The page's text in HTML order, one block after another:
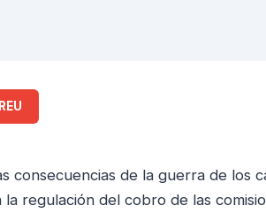
consecuencias de la guerra de los
regulación del cobro de las